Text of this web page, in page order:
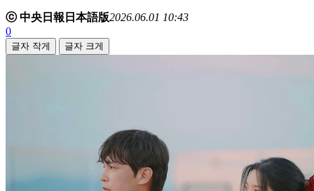
ⓒ 中央日報日本語版2026.06.01 10:43
0
글자 작게 글자 크게